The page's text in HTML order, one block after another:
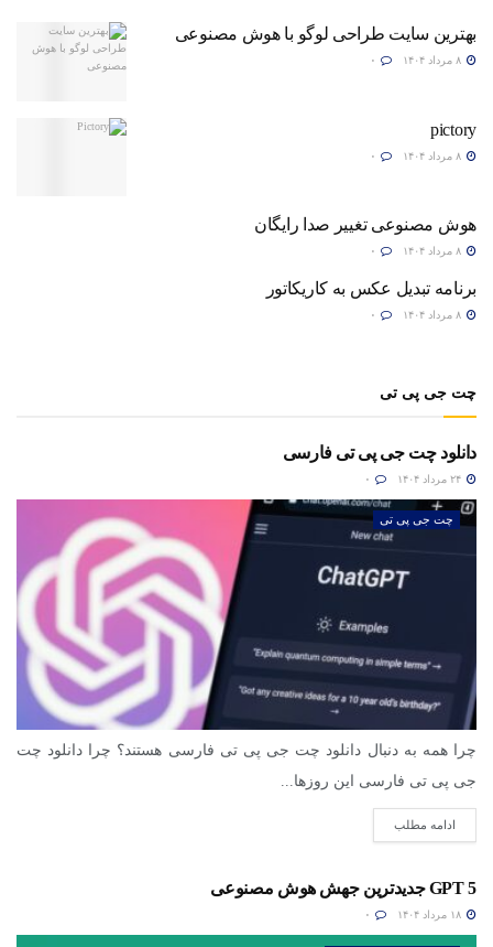
بهترین سایت طراحی لوگو با هوش مصنوعی
pictory
هوش مصنوعی تغییر صدا رایگان
برنامه تبدیل عکس به کاریکاتور
چت جی پی تی
دانلود چت جی پی تی فارسی
چت جی پی تی
چرا همه به دنبال دانلود چت جی پی تی فارسی هستند؟ چرا دانلود چت
جی پی تی فارسی این روزها...
ادامه مطلب
GPT 5 جدیدترین جهش هوش مصنوعی